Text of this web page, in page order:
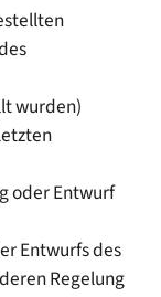
wurden)
oder Entwurf
Entwurfs des
Regelung